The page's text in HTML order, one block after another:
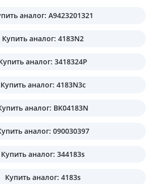
аналог: A9423201321
Купить аналог: 4183N2
аналог: 3418324P
Купить аналог: 4183N3c
аналог: BK04183N
аналог: 090030397
Купить аналог: 344183s
Купить аналог: 4183s